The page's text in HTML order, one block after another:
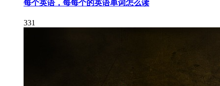
每个英语，每每个的英语单词怎么读
331